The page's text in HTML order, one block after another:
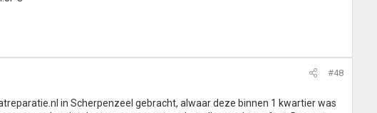
#48
in Scherpenzeel gebracht, alwaar deze binnen 1 kwartier was